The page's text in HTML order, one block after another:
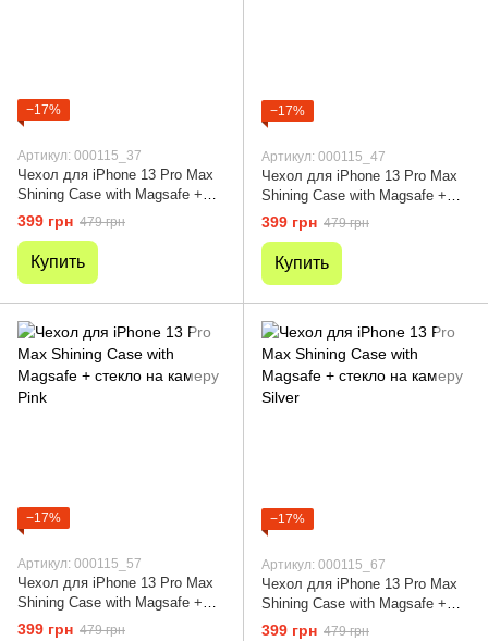
−17%
Артикул: 000115_37
Чехол для iPhone 13 Pro Max
Shining Case with Magsafe +
стекло на камеру Midnight Blue
399 грн 479 грн
Купить
−17%
Артикул: 000115_47
Чехол для iPhone 13 Pro Max
Shining Case with Magsafe +
стекло на камеру Sierra Blue
399 грн 479 грн
Купить
−17%
Артикул: 000115_57
Чехол для iPhone 13 Pro Max
Shining Case with Magsafe +
стекло на камеру Pink
399 грн 479 грн
−17%
Артикул: 000115_67
Чехол для iPhone 13 Pro Max
Shining Case with Magsafe +
стекло на камеру Silver
399 грн 479 грн